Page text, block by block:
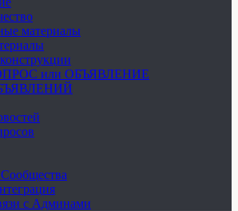
материалы
или ОБЪЯВЛЕНИЕ
с Админами